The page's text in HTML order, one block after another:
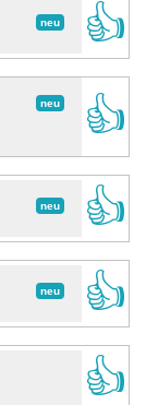
neu
👍
neu
👍
neu
👍
neu
👍
👍